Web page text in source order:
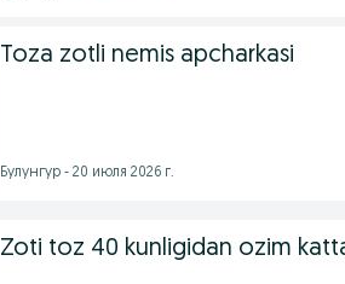
Toza zotli nemis apcharkasi
Булунгур - 20 июля 2026 г.
Zoti toz 40 kunligidan ozim